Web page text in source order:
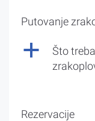
Putovanje
a
Što
Rezervacije